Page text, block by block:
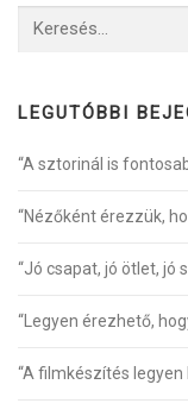
LEGUTÓBBI
“A sztorinál is
“Nézőként érezzük,
“Jó csapat, jó ötlet, jó
“Legyen érezhető,
“A filmkészítés legyen